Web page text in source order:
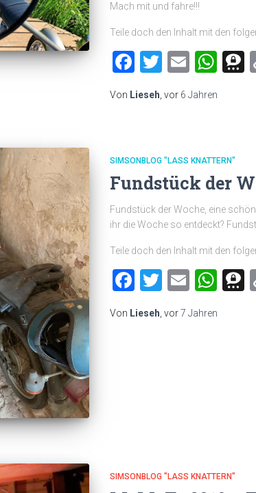
Mach mit und fahre!!!
Teile doch den Inhalt mit den
Facebook
Twitter
Email
Von Lieseh, vor 6 Jahren
SIMSONBLOG "LASS KNATTERN"
Fundstück der
Fundstück der Woche, eine
ihr die Woche so entdeckt?
Teile doch den Inhalt mit den
Facebook
Twitter
Email
Von Lieseh, vor7 Jahren
SIMSONBLOG "LASS KNATTERN"